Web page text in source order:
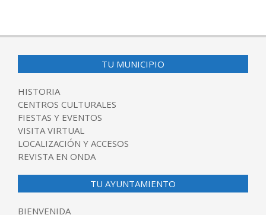
TU MUNICIPIO
HISTORIA
CENTROS CULTURALES
FIESTAS Y EVENTOS
VISITA VIRTUAL
LOCALIZACIÓN Y ACCESOS
REVISTA EN ONDA
TU AYUNTAMIENTO
BIENVENIDA